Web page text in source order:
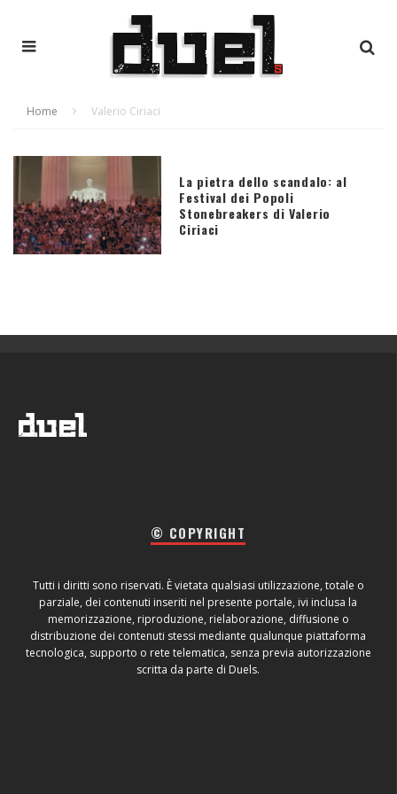
Home Valerio Ciriaci
La pietra dello scandalo: al
Festival dei Popoli
Stonebreakers di Valerio
Ciriaci
© COPYRIGHT
Tutti i diritti sono riservati. È vietata qualsiasi utilizzazione, totale o
parziale, dei contenuti inseriti nel presente portale, ivi inclusa la
memorizzazione, riproduzione, rielaborazione, diffusione o
distribuzione dei contenuti stessi mediante qualunque piattaforma
tecnologica, supporto o rete telematica, senza previa autorizzazione
scritta da parte di Duels.